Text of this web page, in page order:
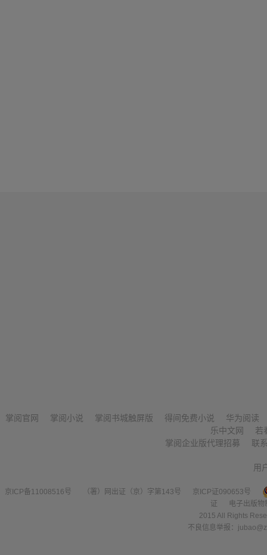
掌阅官网 掌阅小说 掌阅书城触屏版 得间免费小说
华为阅读
乐中文网
若
掌阅企业版代理招募
联
用
京ICP备11008516号 （署）网出证（京）字第143号
京ICP证090653号
证
电子出版
2015 All Rights
不良信息举报：